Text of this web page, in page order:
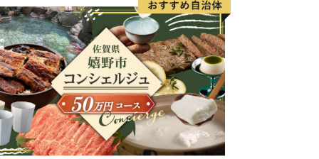
地でつくられた、甘くてみずみずし
いたしております。
芸品から日本中で人気の最新ビーズ
ます。
業者さんはじめ会津坂下町も一丸と
皆様の変わらぬご支援を賜りますよ